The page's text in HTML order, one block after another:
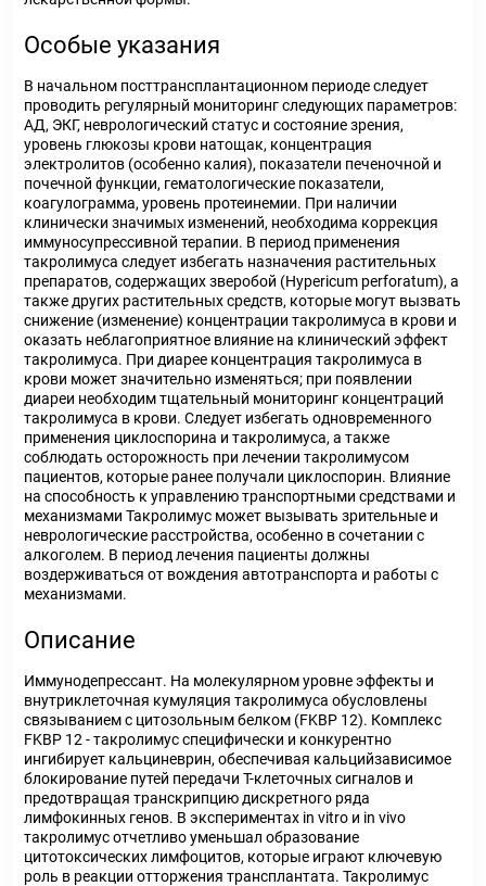
Особые указания
В начальном посттрансплантационном периоде следует
проводить регулярный мониторинг следующих параметров:
АД, ЭКГ, неврологический статус и состояние зрения,
уровень глюкозы крови натощак, концентрация
электролитов (особенно калия), показатели печеночной и
почечной функции, гематологические показатели,
коагулограмма, уровень протеинемии. При наличии
клинически значимых изменений, необходима коррекция
иммуносупрессивной терапии. В период применения
такролимуса следует избегать назначения растительных
препаратов, содержащих зверобой (Hypericum perforatum), а
также других растительных средств, которые могут вызвать
снижение (изменение) концентрации такролимуса в крови и
оказать неблагоприятное влияние на клинический эффект
такролимуса. При диарее концентрация такролимуса в
крови может значительно изменяться; при появлении
диареи необходим тщательный мониторинг концентраций
такролимуса в крови. Следует избегать одновременного
применения циклоспорина и такролимуса, а также
соблюдать осторожность при лечении такролимусом
пациентов, которые ранее получали циклоспорин. Влияние
на способность к управлению транспортными средствами и
механизмами Такролимус может вызывать зрительные и
неврологические расстройства, особенно в сочетании с
алкоголем. В период лечения пациенты должны
воздерживаться от вождения автотранспорта и работы с
механизмами.
Описание
Иммунодепрессант. На молекулярном уровне эффекты и
внутриклеточная кумуляция такролимуса обусловлены
связыванием с цитозольным белком (FKBP 12). Комплекс
FKBP 12 - такролимус специфически и конкурентно
ингибирует кальциневрин, обеспечивая кальцийзависимое
блокирование путей передачи Т-клеточных сигналов и
предотвращая транскрипцию дискретного ряда
лимфокинных генов. В экспериментах in vitro и in vivo
такролимус отчетливо уменьшал образование
цитотоксических лимфоцитов, которые играют ключевую
роль в реакции отторжения трансплантата. Такролимус